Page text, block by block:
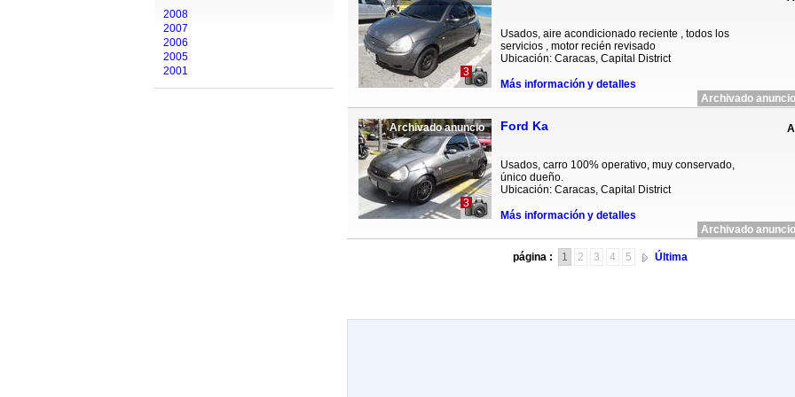
2008
2007
2006
2005
2001
3
Usados, aire acondicionado reciente , todos los
servicios , motor recién revisado
Ubicación: Caracas, Capital District
Más información y detalles
Archivado
Archivado anuncio
3
Ford Ka
Usados, carro 100% operativo, muy conservado,
único dueño.
Ubicación: Caracas, Capital District
Más información y detalles
Archivado
página : 1 2 3 4 5 Última